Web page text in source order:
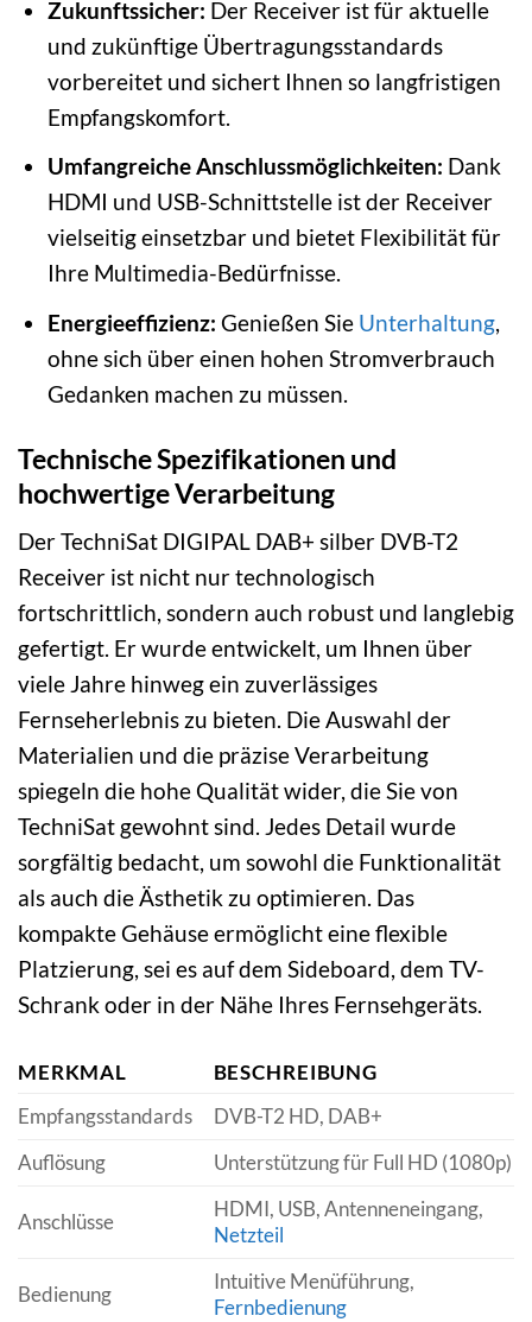
Zukunftssicher: Der Receiver ist für aktuelle
und zukünftige Übertragungsstandards
vorbereitet und sichert Ihnen so langfristigen
Empfangskomfort.
Umfangreiche Anschlussmöglichkeiten: Dank
HDMI und USB-Schnittstelle ist der Receiver
vielseitig einsetzbar und bietet Flexibilität für
Ihre Multimedia-Bedürfnisse.
Energieeffizienz: Genießen Sie Unterhaltung,
ohne sich über einen hohen Stromverbrauch
Gedanken machen zu müssen.
Technische Spezifikationen und
hochwertige Verarbeitung
Der TechniSat DIGIPAL DAB+ silber DVB-T2
Receiver ist nicht nur technologisch
fortschrittlich, sondern auch robust und langlebig
gefertigt. Er wurde entwickelt, um Ihnen über
viele Jahre hinweg ein zuverlässiges
Fernseherlebnis zu bieten. Die Auswahl der
Materialien und die präzise Verarbeitung
spiegeln die hohe Qualität wider, die Sie von
TechniSat gewohnt sind. Jedes Detail wurde
sorgfältig bedacht, um sowohl die Funktionalität
als auch die Ästhetik zu optimieren. Das
kompakte Gehäuse ermöglicht eine flexible
Platzierung, sei es auf dem Sideboard, dem TV-
Schrank oder in der Nähe Ihres Fernsehgeräts.
MERKMAL
BESCHREIBUNG
Empfangsstandards
DVB-T2 HD, DAB+
Auflösung
Unterstützung für Full HD (1080p)
Anschlüsse
HDMI, USB, Antenneneingang,
Netzteil
Bedienung
Intuitive Menüführung,
Fernbedienung